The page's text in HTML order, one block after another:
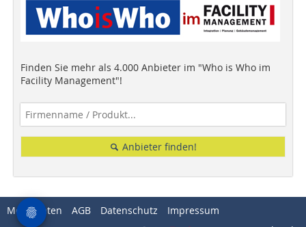
Finden Sie mehr als 4.000 Anbieter im "Who is Who im
Facility Management"!
Anbieter finden!
Mediadaten AGB Datenschutz
Impressum